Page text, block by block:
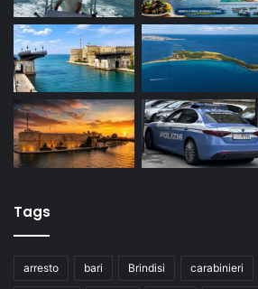
Tags
arresto bari Brindisi carabinieri